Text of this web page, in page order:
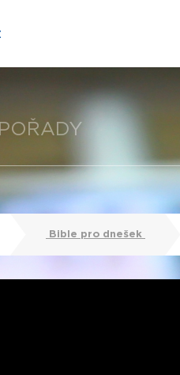
POŘADY
Bible pro dnešek